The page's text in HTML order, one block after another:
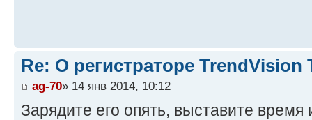
Re: О регистраторе TrendVision
ag-70» 14 янв 2014, 10:12
Зарядите его опять, выставите